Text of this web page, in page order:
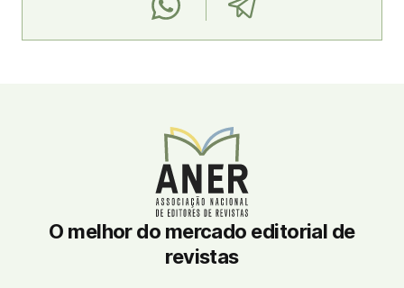
O melhor do mercado editorial de
revistas